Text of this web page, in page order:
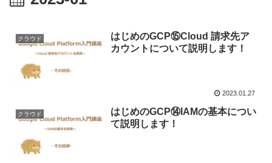
クラウド
はじめのGCP⑮Cloud 請求先ア
カウントについて説明します！
2023.01.27
クラウド
はじめのGCP⑭IAMの基本につい
て説明します！